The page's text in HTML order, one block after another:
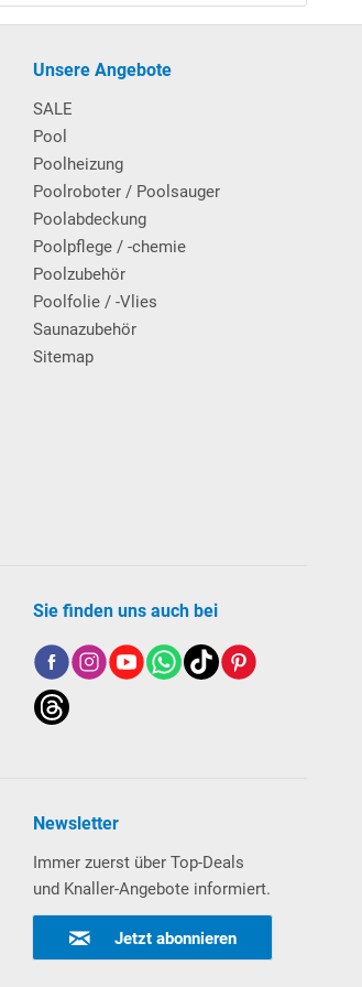
Unsere Angebote
SALE
Pool
Poolheizung
Poolroboter / Poolsauger
Poolabdeckung
Poolpflege / -chemie
Poolzubehör
Poolfolie / -Vlies
Saunazubehör
Sitemap
Sie finden uns auch bei
Newsletter
Immer zuerst über Top-Deals
und Knaller-Angebote informiert.
Jetzt abonnieren